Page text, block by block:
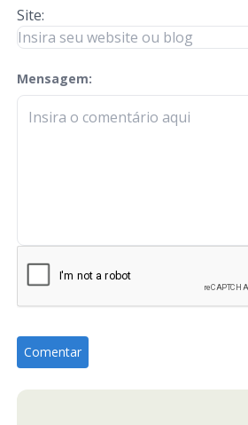
Site:
Mensagem:
check-terms